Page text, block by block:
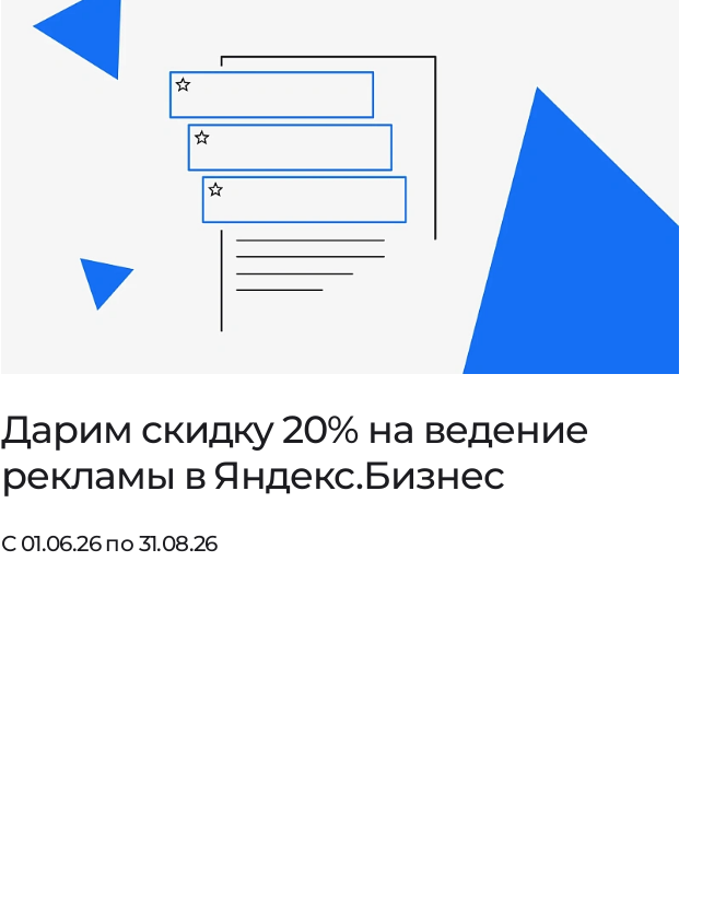
Дарим скидку 20% на ведение
рекламы в Яндекс.Бизнес
С 01.06.26 по 31.08.26